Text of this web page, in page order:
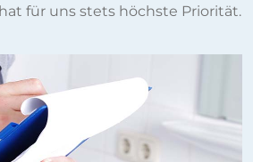
für uns stets höchste Priorität.